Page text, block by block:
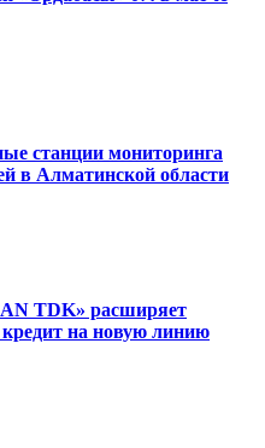
станции мониторинга
в Алматинской области
TDK» расширяет
на новую линию